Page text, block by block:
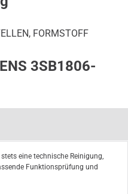
FORMSTOFF
3SB1806-
eine technische Reinigung,
Funktionsprüfung und